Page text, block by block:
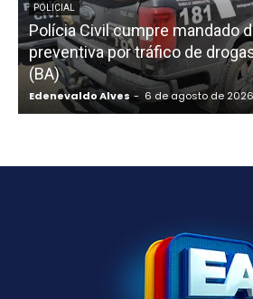
POLICIAL
Polícia Civil cumpre mandado
preventiva por tráfico de
(BA)
Edenevaldo Alves - 6 de agosto de